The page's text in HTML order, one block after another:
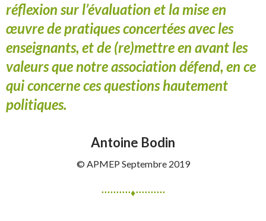
réflexion sur l’évaluation et la mise en
œuvre de pratiques concertées avec les
enseignants, et de (re)mettre en avant les
valeurs que notre association défend, en ce
qui concerne ces questions hautement
politiques.
Antoine Bodin
© APMEP Septembre 2019
⋅⋅⋅⋅⋅⋅⋅⋅⋅⋅♦⋅⋅⋅⋅⋅⋅⋅⋅⋅⋅